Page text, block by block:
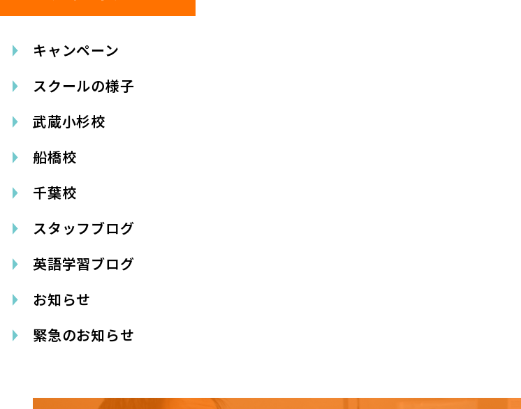
キャンペーン
スクールの様子
武蔵小杉校
船橋校
千葉校
スタッフブログ
英語学習ブログ
お知らせ
緊急のお知らせ